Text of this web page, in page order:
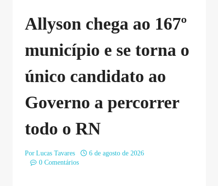
Allyson chega ao 167º
município e se torna o
único candidato ao
Governo a percorrer
todo o RN
Por Lucas Tavares
6 de agosto de 2026
0 Comentários